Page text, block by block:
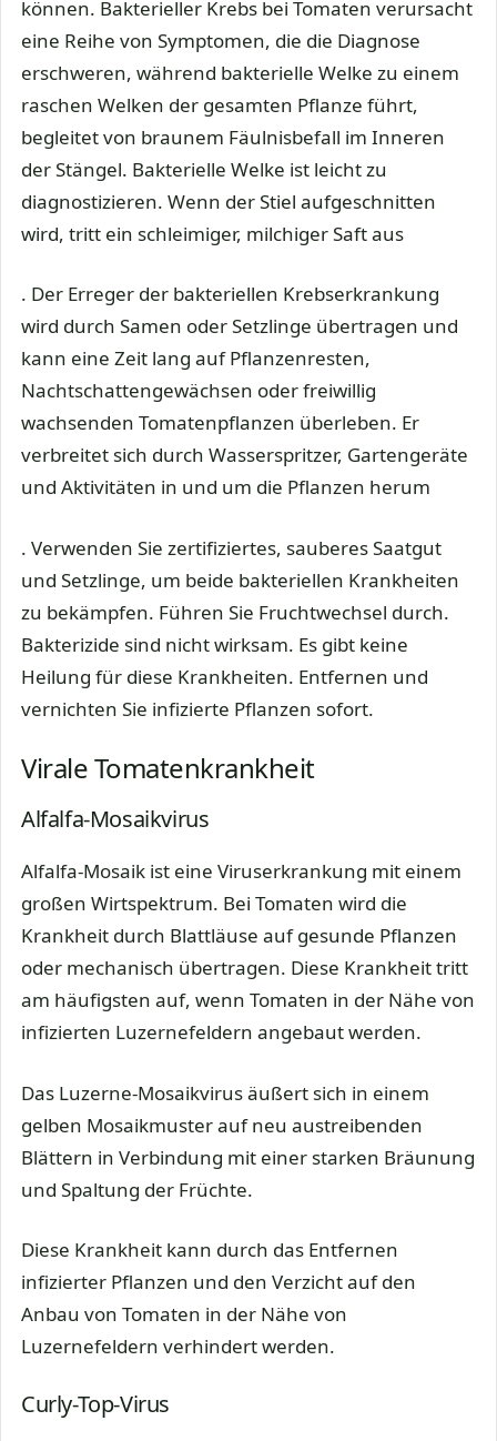
können. Bakterieller Krebs bei Tomaten verursacht
eine Reihe von Symptomen, die die Diagnose
erschweren, während bakterielle Welke zu einem
raschen Welken der gesamten Pflanze führt,
begleitet von braunem Fäulnisbefall im Inneren
der Stängel. Bakterielle Welke ist leicht zu
diagnostizieren. Wenn der Stiel aufgeschnitten
wird, tritt ein schleimiger, milchiger Saft aus
. Der Erreger der bakteriellen Krebserkrankung
wird durch Samen oder Setzlinge übertragen und
kann eine Zeit lang auf Pflanzenresten,
Nachtschattengewächsen oder freiwillig
wachsenden Tomatenpflanzen überleben. Er
verbreitet sich durch Wasserspritzer, Gartengeräte
und Aktivitäten in und um die Pflanzen herum
. Verwenden Sie zertifiziertes, sauberes Saatgut
und Setzlinge, um beide bakteriellen Krankheiten
zu bekämpfen. Führen Sie Fruchtwechsel durch.
Bakterizide sind nicht wirksam. Es gibt keine
Heilung für diese Krankheiten. Entfernen und
vernichten Sie infizierte Pflanzen sofort.
Virale Tomatenkrankheit
Alfalfa-Mosaikvirus
Alfalfa-Mosaik ist eine Viruserkrankung mit einem
großen Wirtspektrum. Bei Tomaten wird die
Krankheit durch Blattläuse auf gesunde Pflanzen
oder mechanisch übertragen. Diese Krankheit tritt
am häufigsten auf, wenn Tomaten in der Nähe von
infizierten Luzernefeldern angebaut werden.
Das Luzerne-Mosaikvirus äußert sich in einem
gelben Mosaikmuster auf neu austreibenden
Blättern in Verbindung mit einer starken Bräunung
und Spaltung der Früchte.
Diese Krankheit kann durch das Entfernen
infizierter Pflanzen und den Verzicht auf den
Anbau von Tomaten in der Nähe von
Luzernefeldern verhindert werden.
Curly-Top-Virus